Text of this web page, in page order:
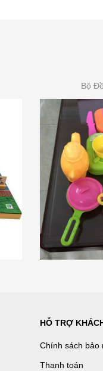
Bộ
HỖ TRỢ
Chính sách bảo
Thanh toán